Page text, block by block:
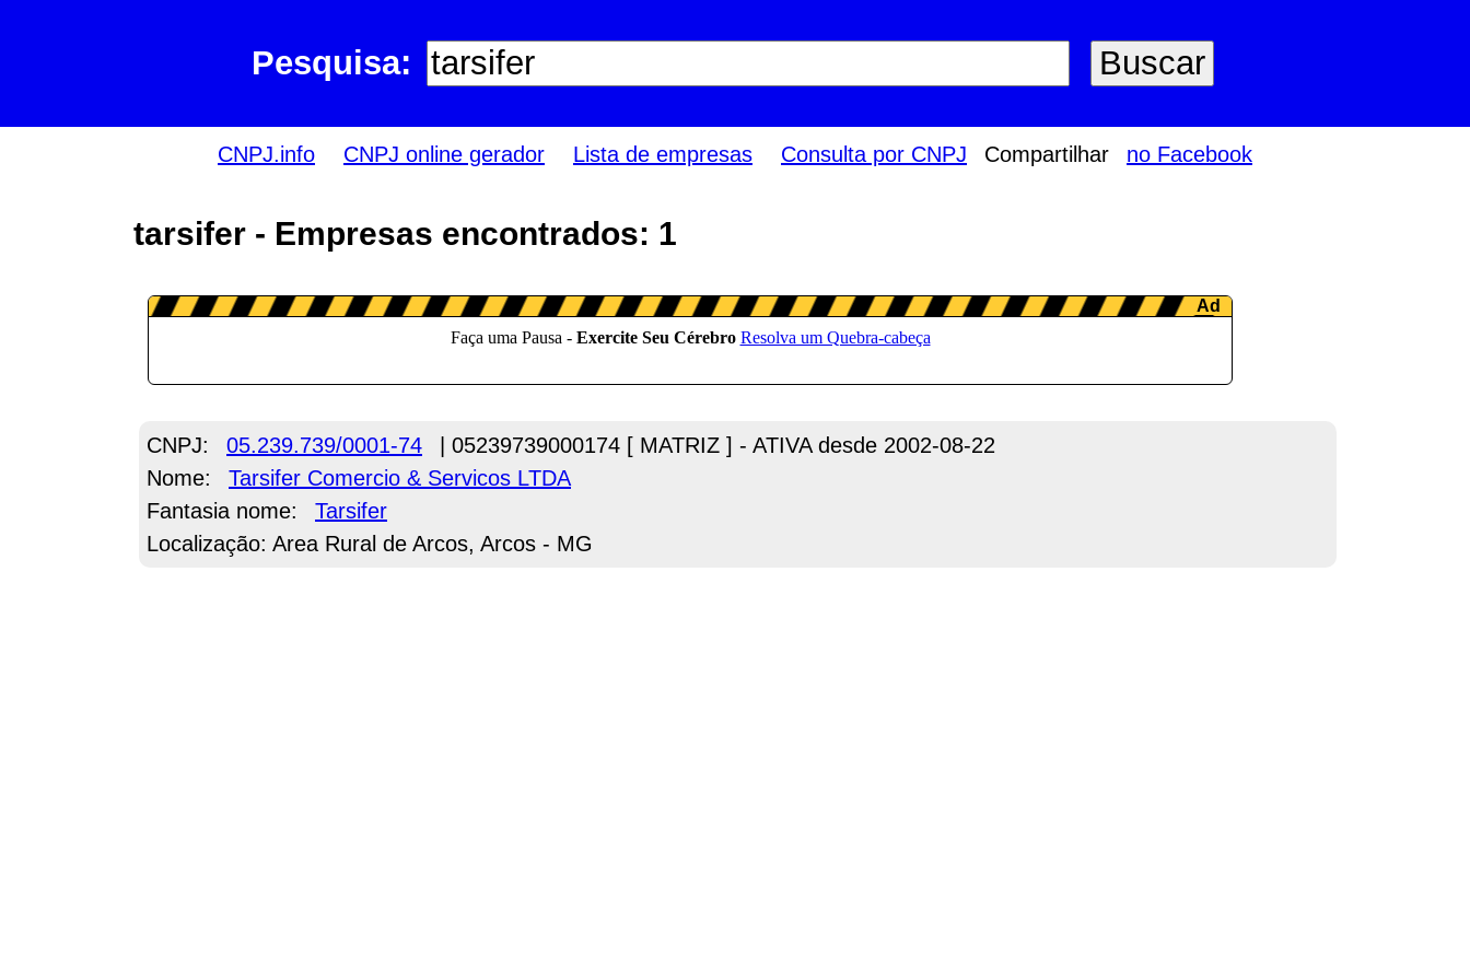
Pesquisa:
CNPJ.info CNPJ online gerador Lista de empresas Consulta por CNPJ Compartilhar no Facebook
tarsifer - Empresas encontrados: 1
CNPJ: 05.239.739/0001-74
| 05239739000174 [ MATRIZ ] - ATIVA desde 2002-08-22
Nome:
Tarsifer Comercio & Servicos LTDA
Fantasia nome:
Tarsifer
Localização: Area Rural de Arcos, Arcos - MG